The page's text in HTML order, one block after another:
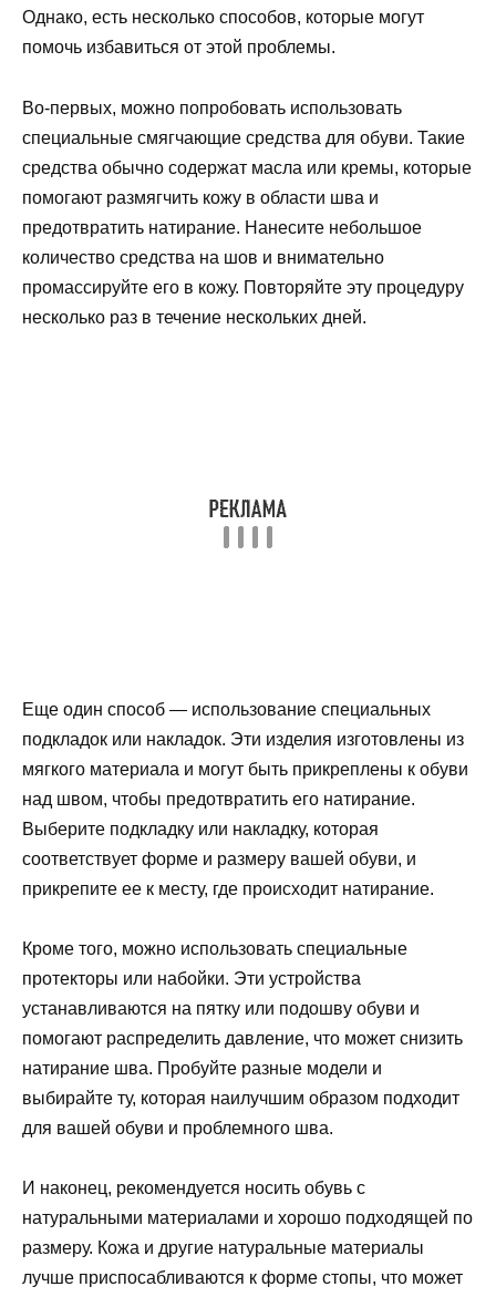
Однако, есть несколько способов, которые могут
помочь избавиться от этой проблемы.
Во-первых, можно попробовать использовать
специальные смягчающие средства для обуви. Такие
средства обычно содержат масла или кремы, которые
помогают размягчить кожу в области шва и
предотвратить натирание. Нанесите небольшое
количество средства на шов и внимательно
промассируйте его в кожу. Повторяйте эту процедуру
несколько раз в течение нескольких дней.
Еще один способ — использование специальных
подкладок или накладок. Эти изделия изготовлены из
мягкого материала и могут быть прикреплены к обуви
над швом, чтобы предотвратить его натирание.
Выберите подкладку или накладку, которая
соответствует форме и размеру вашей обуви, и
прикрепите ее к месту, где происходит натирание.
Кроме того, можно использовать специальные
протекторы или набойки. Эти устройства
устанавливаются на пятку или подошву обуви и
помогают распределить давление, что может снизить
натирание шва. Пробуйте разные модели и
выбирайте ту, которая наилучшим образом подходит
для вашей обуви и проблемного шва.
И наконец, рекомендуется носить обувь с
натуральными материалами и хорошо подходящей по
размеру. Кожа и другие натуральные материалы
лучше приспосабливаются к форме стопы, что может